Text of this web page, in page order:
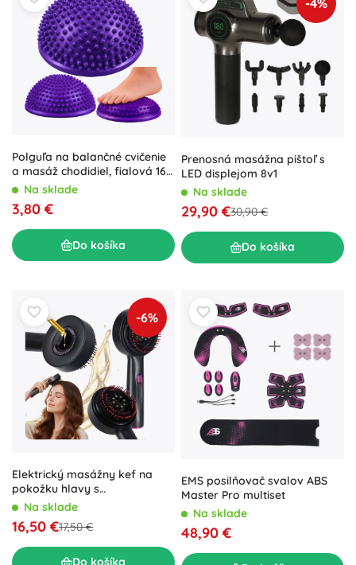
Polguľa na balančné cvičenie
a masáž chodidiel, fialová 16
cmNa sklade
3,80 €
Do košíka
Prenosná masážna pištoľ s
LED displejom 8v1
Na sklade
29,90 €30,90 €
Do košíka
-6%
Elektrický masážny kef na
pokožku hlavy s
infračerveným svetlom a
čierny
Na sklade
16,50 €17,50 €
Do košíka
EMS posilňovač svalov ABS
Master Pro multiset
Na sklade
48,90 €